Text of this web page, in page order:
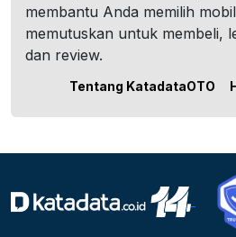
membantu Anda memilih
memutuskan untuk membeli,
dan review.
Tentang KatadataOTO